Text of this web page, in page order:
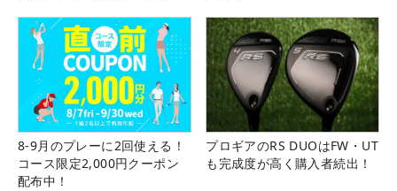
8-9月のプレーに2回使える！
コース限定2,000円クーポン
配布中！
プロギアのRS DUOはFW・UT
も完成度が高く購入者続出！